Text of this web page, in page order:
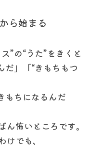
ら始まる
”の“うた”をきくと
だ」「“きもちもつ
もちになるんだ
ん怖いところです。
でも、